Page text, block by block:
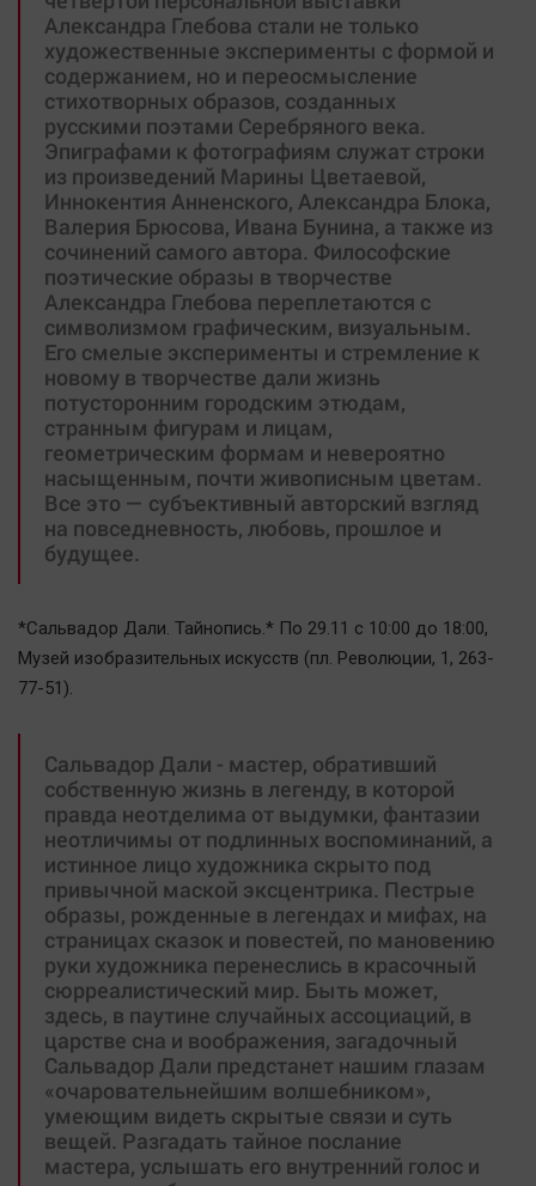
Александра Глебова стали не только
художественные эксперименты с формой и
содержанием, но и переосмысление
стихотворных образов, созданных
русскими поэтами Серебряного века.
Эпиграфами к фотографиям служат строки
из произведений Марины Цветаевой,
Иннокентия Анненского, Александра Блока,
Валерия Брюсова, Ивана Бунина, а также из
сочинений самого автора. Философские
поэтические образы в творчестве
Александра Глебова переплетаются с
символизмом графическим, визуальным.
Его смелые эксперименты и стремление к
новому в творчестве дали жизнь
потусторонним городским этюдам,
странным фигурам и лицам,
геометрическим формам и невероятно
насыщенным, почти живописным цветам.
Все это — субъективный авторский взгляд
на повседневность, любовь, прошлое и
будущее.
*Сальвадор Дали. Тайнопись.* По 29.11 с 10:00 до 18:00,
Mузей изобразительных искусств (пл. Революции, 1, 263-
77-51).
Сальвадор Дали - мастер, обративший
собственную жизнь в легенду, в которой
правда неотделима от выдумки, фантазии
неотличимы от подлинных воспоминаний, а
истинное лицо художника скрыто под
привычной маской эксцентрика. Пестрые
образы, рожденные в легендах и мифах, на
страницах сказок и повестей, по мановению
руки художника перенеслись в красочный
сюрреалистический мир. Быть может,
здесь, в паутине случайных ассоциаций, в
царстве сна и воображения, загадочный
Сальвадор Дали предстанет нашим глазам
«очаровательнейшим волшебником»,
умеющим видеть скрытые связи и суть
вещей. Разгадать тайное послание
мастера, услышать его внутренний голос и